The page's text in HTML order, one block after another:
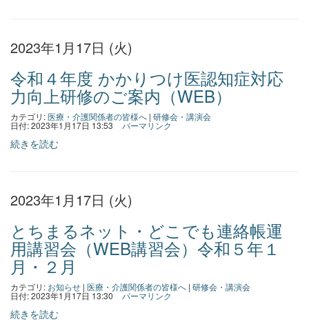
2023年1月17日 (火)
令和４年度 かかりつけ医認知症対応
力向上研修のご案内（WEB）
カテゴリ:医療・介護関係者の皆様へ | 研修会・講演会
日付: 2023年1月17日 13:53 パーマリンク
続きを読む
2023年1月17日 (火)
とちまるネット・どこでも連絡帳運
用講習会（WEB講習会）令和５年１
月・２月
カテゴリ: お知らせ | 医療・介護関係者の皆様へ | 研修会・講演会
日付: 2023年1月17日 13:30 パーマリンク
続きを読む